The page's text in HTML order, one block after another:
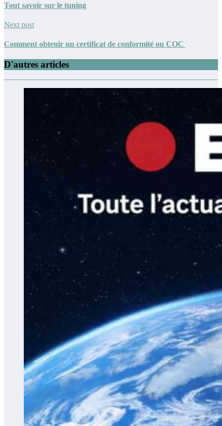
Tout savoir sur le tuning
Next post
Comment obtenir un certificat de conformité ou COC
D'autres articles